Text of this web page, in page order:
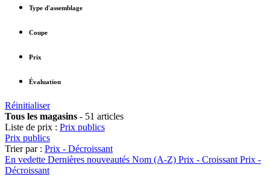
Type d'assemblage
Coupe
Prix
Évaluation
Réinitialiser
Tous les magasins - 51 articles
Liste de prix : Prix publics
Prix publics
Trier par : Prix - Décroissant
En vedette Dernières nouveautés Nom (A-Z) Prix - Croissant Prix -
Décroissant